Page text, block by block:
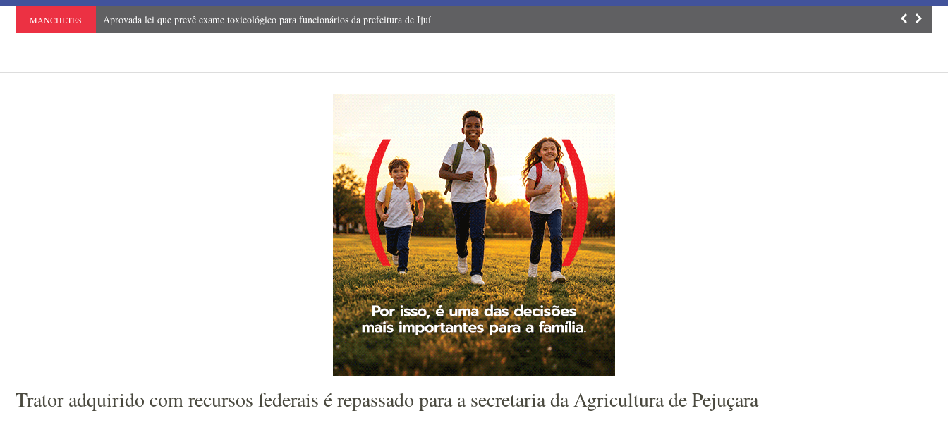
MANCHETES Aprovada lei que prevê exame toxicológico para funcionários da prefeitura de Ijuí Motociclista
Trator adquirido com recursos federais é repassado para a secretaria da Agricultura de Pejuçara